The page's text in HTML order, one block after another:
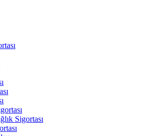
Sigortası